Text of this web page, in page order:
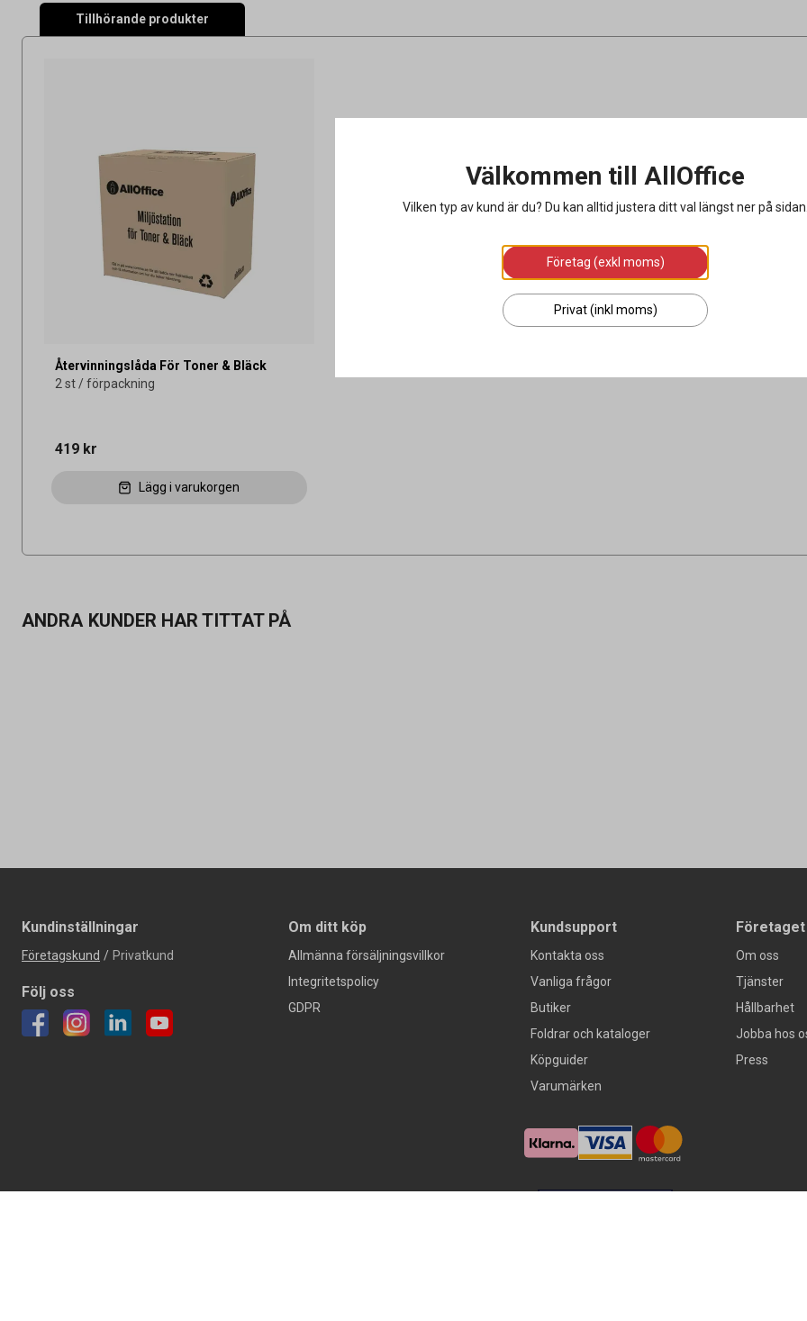
Tillhörande produkter
Återvinningslåda För Toner & Bläck
2 st / förpackning
419 kr
Lägg i varukorgen
ANDRA KUNDER HAR TITTAT PÅ
Kundinställningar
Företagskund / Privatkund
Följ oss
Om ditt köp
Allmänna försäljningsvillkor
Integritetspolicy
GDPR
Kundsupport
Kontakta oss
Vanliga frågor
Butiker
Foldrar och kataloger
Köpguider
Varumärken
Företaget
Om oss
Tjänster
Hållbarhet
Jobba hos
Press
Välkommen till AllOffice
Vilken typ av kund är du? Du kan alltid justera ditt val längst ner på
Företag (exkl moms)
Privat (inkl moms)